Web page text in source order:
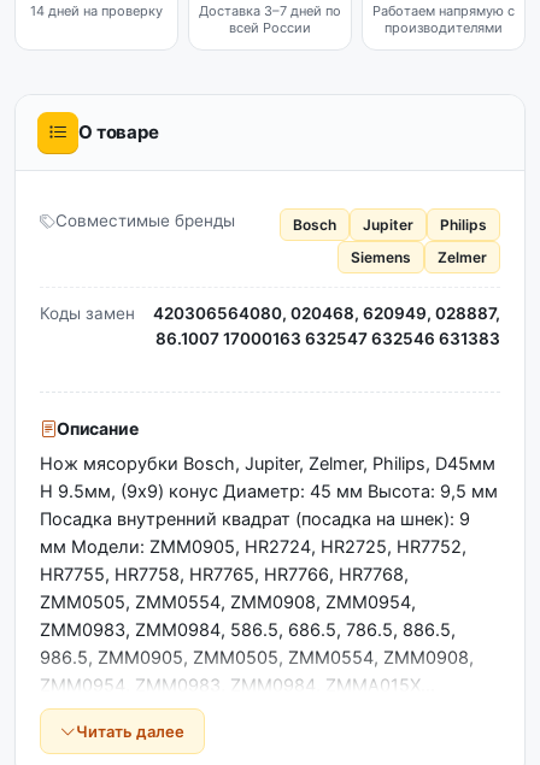
14 дней на проверку
Доставка 3–7 дней по
всей России
Работаем напрямую с
производителями
О товаре
Совместимые бренды Bosch Jupiter
Philips
Siemens
Zelmer
Коды замен
420306564080, 020468, 620949, 028887,
86.1007 17000163 632547 632546 631383
Описание
Нож мясорубки Bosch, Jupiter, Zelmer, Philips, D45мм
H 9.5мм, (9x9) конус Диаметр: 45 мм Высота: 9,5 мм
Посадка внутренний квадрат (посадка на шнек): 9
мм Модели: ZMM0905, HR2724, HR2725, HR7752,
HR7755, HR7758, HR7765, HR7766, HR7768,
ZMM0505, ZMM0554, ZMM0908, ZMM0954,
ZMM0983, ZMM0984, 586.5, 686.5, 786.5, 886.5,
986.5, ZMM0905, ZMM0505, ZMM0554, ZMM0908,
ZMM0954, ZMM0983, ZMM0984, ZMMA015X…
Читать далее